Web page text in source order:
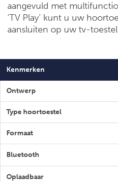
aangevuld met
‘TV Play’ kunt u uw
aansluiten op uw tv-
Kenmerken
Ontwerp
Type hoortoestel
Formaat
Bluetooth
Oplaadbaar